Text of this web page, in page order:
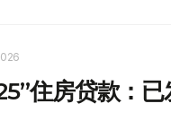
住房贷款：